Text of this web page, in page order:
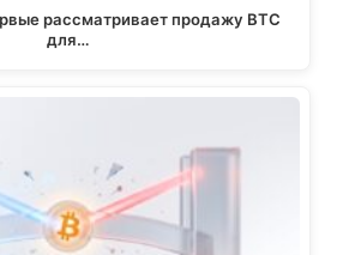
рассматривает продажу BTC
для…